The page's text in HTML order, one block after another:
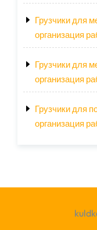
Грузчики для
организация
Грузчики для
организация
Грузчики для
организация